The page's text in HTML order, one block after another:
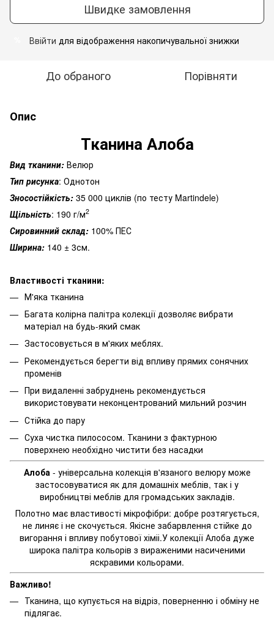
Швидке замовлення
Ввійти для відображення накопичувальної знижки
До обраного Порівняти
Опис
Тканина Алоба
Вид тканини: Велюр
Тип рисунка: Однотон
Зносостійкість: 35 000 циклів (по тесту Martindele)
Щільність: 190 г/м2
Сировинний склад: 100% ПЕС
Ширина: 140 ± 3см.
Властивості тканини:
М'яка тканина
Багата колірна палітра колекції дозволяє вибрати
матеріал на будь-який смак
Застосовується в м'яких меблях.
Рекомендується берегти від впливу прямих сонячних
променів
При видаленні забруднень рекомендується
використовувати неконцентрований мильний розчин
Стійка до пару
Суха чистка пилососом. Тканини з фактурною
поверхнею необхідно чистити без насадки
Алоба - універсальна колекція в'язаного велюру може
застосовуватися як для домашніх меблів, так і у
виробництві меблів для громадських закладів.
Полотно має властивості мікрофібри: добре розтягується,
не линяє і не скочується. Якісне забарвлення стійке до
вигорання і впливу побутової хіміі.У колекції Алоба дуже
широка палітра кольорів з вираженими насиченими
яскравими кольорами.
Важливо!
Тканина, що купується на відріз, поверненню і обміну не
підлягає.